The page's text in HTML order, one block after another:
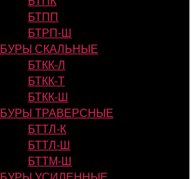
БТПП
БТРП-Ш
БУРЫ СКАЛЬНЫЕ
БТКК-Л
БТКК-Т
БТКК-Ш
БУРЫ ТРАВЕРСНЫЕ
БТТЛ-К
БТТЛ-Ш
БТТМ-Ш